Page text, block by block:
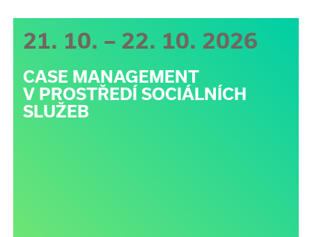
21. 10. – 22. 10. 2026
CASE MANAGEMENT
V PROSTŘEDÍ SOCIÁLNÍCH
SLUŽEB